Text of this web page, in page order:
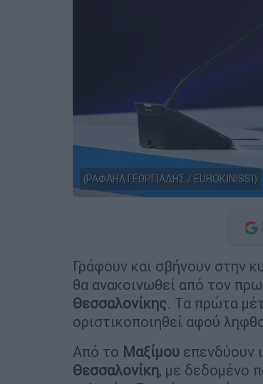
(ΡΑΦΑΗΛ ΓΕΩΡΓΙΑΔΗΣ / EUROKINISSI)
Γράφουν και σβήνουν στην
θα ανακοινωθεί από τον
Θεσσαλονίκης. Τα πρώτα
οριστικοποιηθεί αφού
Από το Μαξίμου επενδύουν
Θεσσαλονίκη, με δεδομένο